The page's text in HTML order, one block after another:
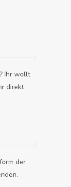
Ihr wollt
direkt
der